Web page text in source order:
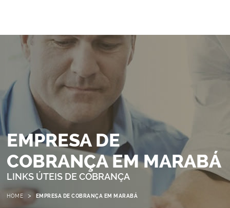
EMPRESA DE
COBRANÇA EM MARABÁ
LINKS ÚTEIS DE COBRANÇA
HOME > EMPRESA DE COBRANÇA EM MARABÁ